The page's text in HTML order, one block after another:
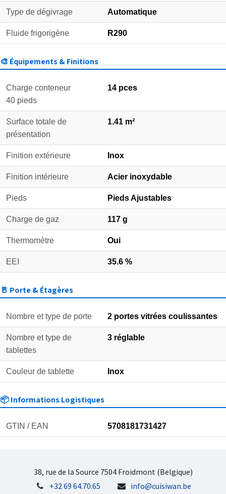
Type de dégivrage Automatique
Fluide frigorigène R290
🎨 Équipements & Finitions
Charge conteneur
40 pieds
14 pces
Surface totale de
présentation
1.41 m²
Finition extérieure Inox
Finition intérieure Acier inoxydable
Pieds Pieds Ajustables
Charge de gaz 117 g
Thermomètre Oui
EEI 35.6 %
🚪 Porte & Étagères
Nombre et type de porte 2 portes vitrées coulissantes
Nombre et type de
tablettes
3 réglable
Couleur de tablette Inox
📦 Informations Logistiques
GTIN / EAN 5708181731427
38, rue de la Source 7504 Froidmont (Belgique)
+32 69 64.70.65
info@cuisiwan.be